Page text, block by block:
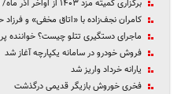
برگزاری کمیته مزد ۱۴۰۳ از اواخر آذر ماه/ ترمیم مزد ۱۴۰۲ منتفی است
کامران نجف‌زاده با «اتاق مخفی» و
ماجرای دستگیری تتلو چیست؟ خواننده
فروش خودرو در سامانه یکپارچه آغاز شد
یارانه خرداد واریز شد
فخری خوروش بازیگر قدیمی درگذشت